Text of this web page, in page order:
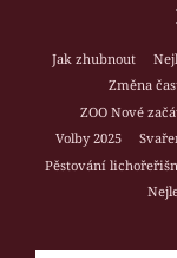
Jak zhubnout
Změna
ZOO Nové
Volby 2025
Pěstování